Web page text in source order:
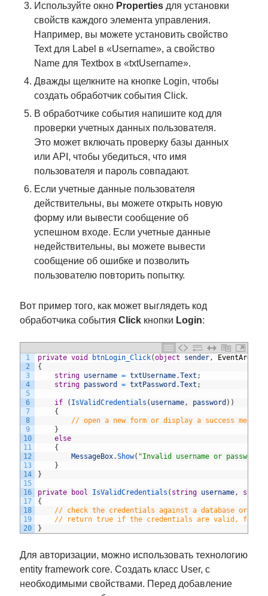
Используйте окно Properties для установки
свойств каждого элемента управления.
Например, вы можете установить свойство
Text для Label в «Username», а свойство
Name для Textbox в «txtUsername».
Дважды щелкните на кнопке Login, чтобы
создать обработчик события Click.
В обработчике события напишите код для
проверки учетных данных пользователя.
Это может включать проверку базы данных
или API, чтобы убедиться, что имя
пользователя и пароль совпадают.
Если учетные данные пользователя
действительны, вы можете открыть новую
форму или вывести сообщение об
успешном входе. Если учетные данные
недействительны, вы можете вывести
сообщение об ошибке и позволить
пользователю повторить попытку.
Вот пример того, как может выглядеть код
обработчика событияClick кнопки Login:
1
2
3
4
5
6
7
8
9
10
11
12
13
14
15
16
17
18
19
20
private void btnLogin_Click(object sender, EventArgs
{
string username = txtUsername.Text ;
string password = txtPassword .Text ;
if ( IsValidCredentials ( username, password ) )
{
// open a new form or display a success message
}
else
{
MessageBox.Show( "Invalid username or password"
}
}
private bool IsValidCredentials ( string username,
string
{
// check the credentials against a database or API
// return true if the credentials are valid, false
}
Для авторизации, можно использовать технологию
entity framework core. Создать класс User, с
необходимыми свойствами. Перед добавление